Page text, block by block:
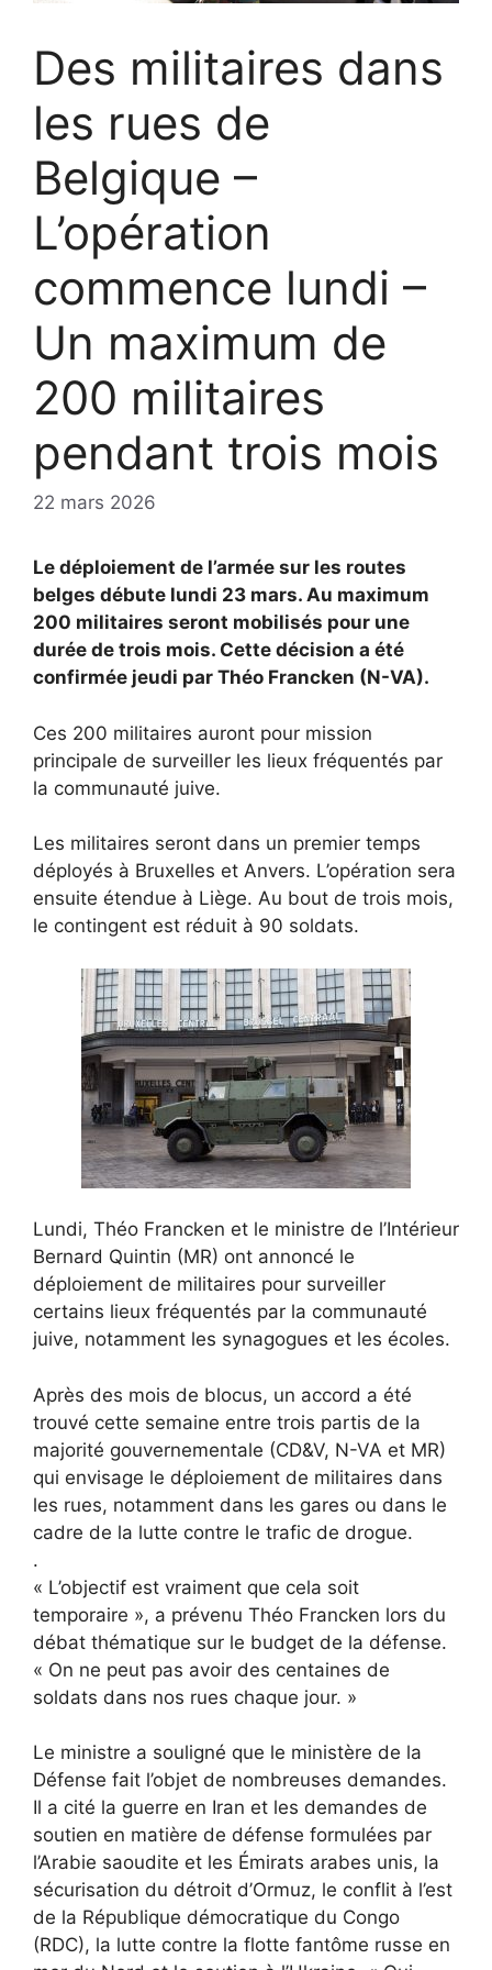
Des militaires dans
les rues de
Belgique –
L’opération
commence lundi –
Un maximum de
200 militaires
pendant trois mois
22 mars 2026
Le déploiement de l’armée sur les routes
belges débute lundi 23 mars. Au maximum
200 militaires seront mobilisés pour une
durée de trois mois. Cette décision a été
confirmée jeudi par Théo Francken (N-VA).
Ces 200 militaires auront pour mission
principale de surveiller les lieux fréquentés par
la communauté juive.
Les militaires seront dans un premier temps
déployés à Bruxelles et Anvers. L’opération sera
ensuite étendue à Liège. Au bout de trois mois,
le contingent est réduit à 90 soldats.
Lundi, Théo Francken et le ministre de l’Intérieur
Bernard Quintin (MR) ont annoncé le
déploiement de militaires pour surveiller
certains lieux fréquentés par la communauté
juive, notamment les synagogues et les écoles.
Après des mois de blocus, un accord a été
trouvé cette semaine entre trois partis de la
majorité gouvernementale (CD&V, N-VA et MR)
qui envisage le déploiement de militaires dans
les rues, notamment dans les gares ou dans le
cadre de la lutte contre le trafic de drogue.
.
« L’objectif est vraiment que cela soit
temporaire », a prévenu Théo Francken lors du
débat thématique sur le budget de la défense.
« On ne peut pas avoir des centaines de
soldats dans nos rues chaque jour. »
Le ministre a souligné que le ministère de la
Défense fait l’objet de nombreuses demandes.
Il a cité la guerre en Iran et les demandes de
soutien en matière de défense formulées par
l’Arabie saoudite et les Émirats arabes unis, la
sécurisation du détroit d’Ormuz, le conflit à l’est
de la République démocratique du Congo
(RDC), la lutte contre la flotte fantôme russe en